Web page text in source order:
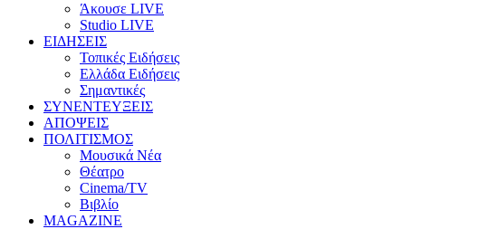
Άκουσε LIVE
Studio LIVE
ΕΙΔΗΣΕΙΣ
Τοπικές Ειδήσεις
Ελλάδα Ειδήσεις
Σημαντικές
ΣΥΝΕΝΤΕΥΞΕΙΣ
ΑΠΟΨΕΙΣ
ΠΟΛΙΤΙΣΜΟΣ
Μουσικά Νέα
Θέατρο
Cinema/TV
Βιβλίο
MAGAZINE